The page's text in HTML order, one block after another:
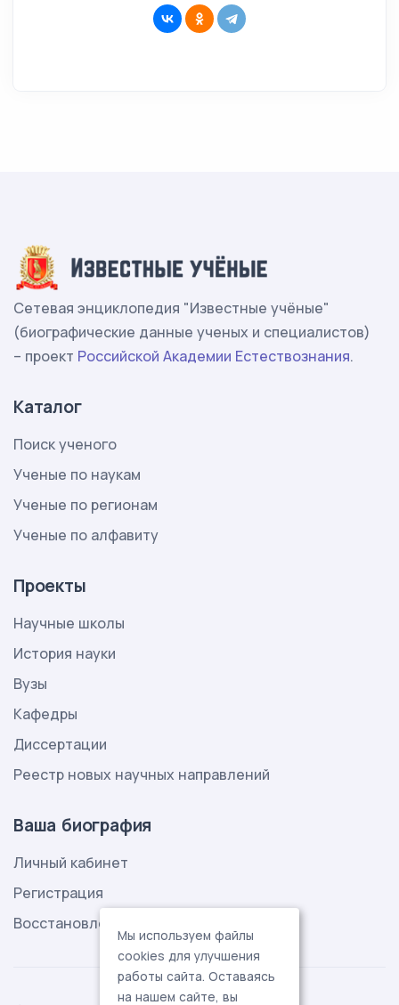
Сетевая энциклопедия "Известные учёные"
(биографические данные ученых и специалистов)
– проект Российской Академии Естествознания.
Каталог
Поиск ученого
Ученые по наукам
Ученые по регионам
Ученые по алфавиту
Проекты
Научные школы
История науки
Вузы
Кафедры
Диссертации
Реестр новых научных направлений
Ваша биография
Личный кабинет
Регистрация
Восстановление пароля
Мы используем файлы
cookies для улучшения
работы сайта. Оставаясь
на нашем сайте, вы